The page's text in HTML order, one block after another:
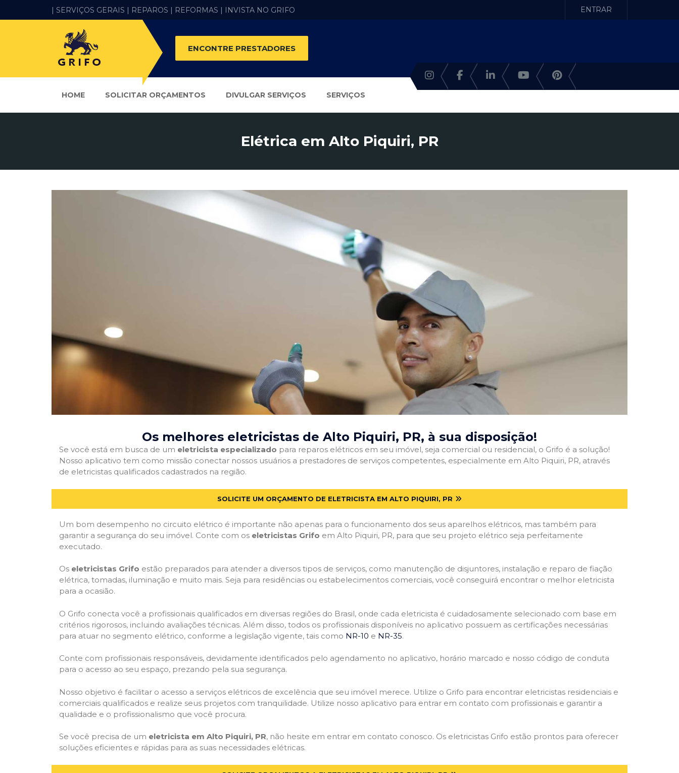
| SERVIÇOS GERAIS | REPAROS | REFORMAS | INVISTA NO GRIFO ENTRAR
ENCONTRE PRESTADORES
HOME SOLICITAR ORÇAMENTOS DIVULGAR SERVIÇOS SERVIÇOS
Elétrica em Alto Piquiri, PR
Os melhores eletricistas de Alto Piquiri, PR, à sua disposição!
Se você está em busca de um eletricista especializado para reparos elétricos em seu imóvel, seja comercial ou residencial, o Grifo é a solução!
Nosso aplicativo tem como missão conectar nossos usuários a prestadores de serviços competentes, especialmente em Alto Piquiri, PR, através
de eletricistas qualificados cadastrados na região.
SOLICITE UM ORÇAMENTO DE ELETRICISTA EM ALTO PIQUIRI, PR
Um bom desempenho no circuito elétrico é importante não apenas para o funcionamento dos seus aparelhos elétricos, mas também para
garantir a segurança do seu imóvel. Conte com os eletricistas Grifo em Alto Piquiri, PR, para que seu projeto elétrico seja perfeitamente
executado.
Os eletricistas Grifo estão preparados para atender a diversos tipos de serviços, como manutenção de disjuntores, instalação e reparo de fiação
elétrica, tomadas, iluminação e muito mais. Seja para residências ou estabelecimentos comerciais, você conseguirá encontrar o melhor eletricista
para a ocasião.
O Grifo conecta você a profissionais qualificados em diversas regiões do Brasil, onde cada eletricista é cuidadosamente selecionado com base em
critérios rigorosos, incluindo avaliações técnicas. Além disso, todos os profissionais disponíveis no aplicativo possuem as certificações necessárias
para atuar no segmento elétrico, conforme a legislação vigente, tais como NR-10 e NR-35.
Conte com profissionais responsáveis, devidamente identificados pelo agendamento no aplicativo, horário marcado e nosso código de conduta
para o acesso ao seu espaço, prezando pela sua segurança.
Nosso objetivo é facilitar o acesso a serviços elétricos de excelência que seu imóvel merece. Utilize o Grifo para encontrar eletricistas residenciais e
comerciais qualificados e realize seus projetos com tranquilidade. Utilize nosso aplicativo para entrar em contato com profissionais e garantir a
qualidade e o profissionalismo que você procura.
Se você precisa de um eletricista em Alto Piquiri, PR, não hesite em entrar em contato conosco. Os eletricistas Grifo estão prontos para oferecer
soluções eficientes e rápidas para as suas necessidades elétricas.